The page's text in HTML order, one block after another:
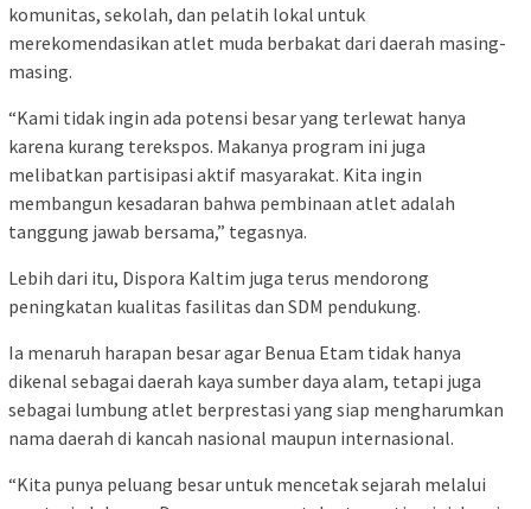
komunitas, sekolah, dan pelatih lokal untuk
merekomendasikan atlet muda berbakat dari daerah masing-
masing.
“Kami tidak ingin ada potensi besar yang terlewat hanya
karena kurang terekspos. Makanya program ini juga
melibatkan partisipasi aktif masyarakat. Kita ingin
membangun kesadaran bahwa pembinaan atlet adalah
tanggung jawab bersama,” tegasnya.
Lebih dari itu, Dispora Kaltim juga terus mendorong
peningkatan kualitas fasilitas dan SDM pendukung.
Ia menaruh harapan besar agar Benua Etam tidak hanya
dikenal sebagai daerah kaya sumber daya alam, tetapi juga
sebagai lumbung atlet berprestasi yang siap mengharumkan
nama daerah di kancah nasional maupun internasional.
“Kita punya peluang besar untuk mencetak sejarah melalui